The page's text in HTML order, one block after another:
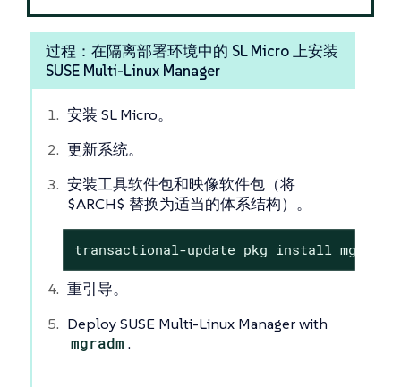
过程：在隔离部署环境中的 SL Micro 上安装
SUSE Multi-Linux Manager
安装 SL Micro。
更新系统。
安装工具软件包和映像软件包（将
$ARCH$ 替换为适当的体系结构）。
transactional-update pkg install
重引导。
Deploy SUSE Multi-Linux Manager with
mgradm .